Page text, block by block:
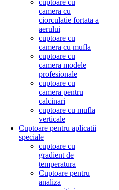
cuptoare cu
camera cu
ciorculatie fortata a
aerului
cuptoare cu
camera cu mufla
cuptoare cu
camera modele
profesionale
cuptoare cu
camera pentru
calcinari
cuptoare cu mufla
verticale
Cuptoare pentru aplicatii
speciale
cuptoare cu
gradient de
temperatura
Cuptoare pentru
analiza